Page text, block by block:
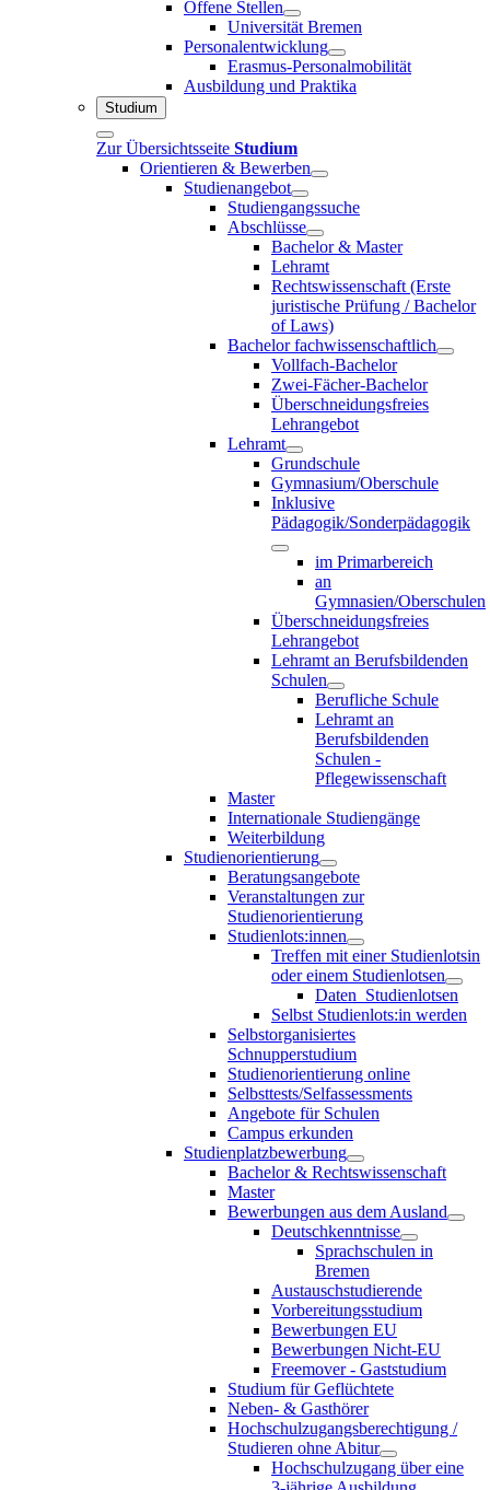
Offene Stellen
Universität Bremen
Personalentwicklung
Erasmus-Personalmobilität
Ausbildung und Praktika
Studium
Zur Übersichtsseite Studium
Orientieren & Bewerben
Studienangebot
Studiengangssuche
Abschlüsse
Bachelor & Master
Lehramt
Rechtswissenschaft (Erste
juristische Prüfung / Bachelor
of Laws)
Bachelor fachwissenschaftlich
Vollfach-Bachelor
Zwei-Fächer-Bachelor
Überschneidungsfreies
Lehrangebot
Lehramt
Grundschule
Gymnasium/Oberschule
Inklusive
Pädagogik/Sonderpädagogik
im Primarbereich
an
Gymnasien/Oberschulen
Überschneidungsfreies
Lehrangebot
Lehramt an Berufsbildenden
Schulen
Berufliche Schule
Lehramt an
Berufsbildenden
Schulen -
Pflegewissenschaft
Master
Internationale Studiengänge
Weiterbildung
Studienorientierung
Beratungsangebote
Veranstaltungen zur
Studienorientierung
Studienlots:innen
Treffen mit einer Studienlotsin
oder einem Studienlotsen
Daten_Studienlotsen
Selbst Studienlots:in werden
Selbstorganisiertes
Schnupperstudium
Studienorientierung online
Selbsttests/Selfassessments
Angebote für Schulen
Campus erkunden
Studienplatzbewerbung
Bachelor & Rechtswissenschaft
Master
Bewerbungen aus dem Ausland
Deutschkenntnisse
Sprachschulen in
Bremen
Austauschstudierende
Vorbereitungsstudium
Bewerbungen EU
Bewerbungen Nicht-EU
Freemover - Gaststudium
Studium für Geflüchtete
Neben- & Gasthörer
Hochschulzugangsberechtigung /
Studieren ohne Abitur
Hochschulzugang über eine